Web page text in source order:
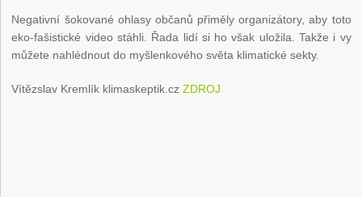
Negativní šokované ohlasy občanů přiměly organizátory, aby toto
eko-fašistické video stáhli. Řada lidí si ho však uložila. Takže i vy
můžete nahlédnout do myšlenkového světa klimatické sekty.
Vítězslav Kremlík klimaskeptik.czZDROJ